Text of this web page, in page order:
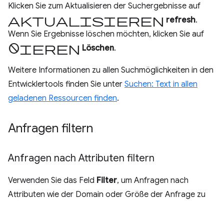
Klicken Sie zum Aktualisieren der Suchergebnisse auf
Aktualisieren refresh.
Wenn Sie Ergebnisse löschen möchten, klicken Sie auf
Blockieren Löschen.
Weitere Informationen zu allen Suchmöglichkeiten in den
Entwicklertools finden Sie unter Suchen: Text in allen
geladenen Ressourcen finden.
Anfragen filtern
Anfragen nach Attributen filtern
Verwenden Sie das Feld Filter, um Anfragen nach
Attributen wie der Domain oder Größe der Anfrage zu